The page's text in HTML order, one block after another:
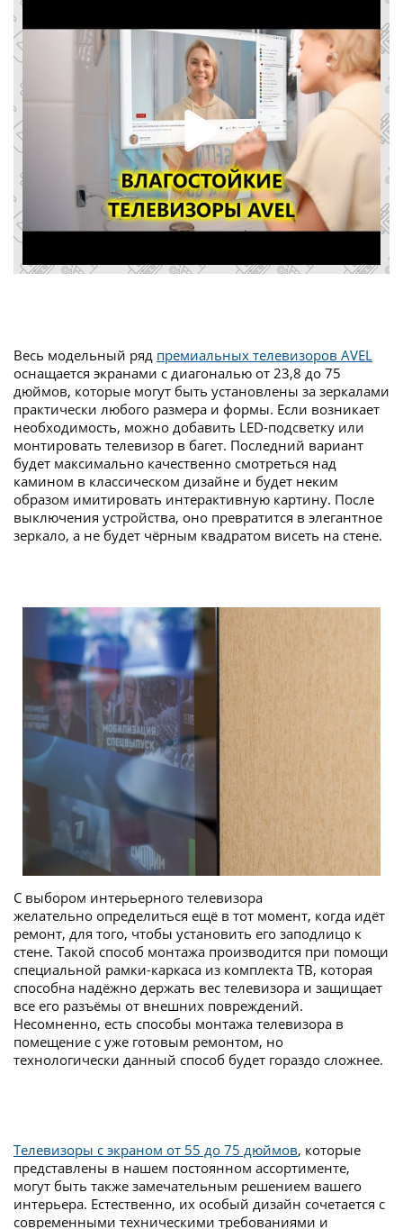
Весь модельный ряд премиальных телевизоров AVEL
оснащается экранами с диагональю от 23,8 до 75
дюймов, которые могут быть установлены за зеркалами
практически любого размера и формы. Если возникает
необходимость, можно добавить LED-подсветку или
монтировать телевизор в багет. Последний вариант
будет максимально качественно смотреться над
камином в классическом дизайне и будет неким
образом имитировать интерактивную картину. После
выключения устройства, оно превратится в элегантное
зеркало, а не будет чёрным квадратом висеть на стене.
С выбором интерьерного телевизора
желательно определиться ещё в тот момент, когда идёт
ремонт, для того, чтобы установить его заподлицо к
стене. Такой способ монтажа производится при помощи
специальной рамки-каркаса из комплекта ТВ, которая
способна надёжно держать вес телевизора и защищает
все его разъёмы от внешних повреждений.
Несомненно, есть способы монтажа телевизора в
помещение с уже готовым ремонтом, но
технологически данный способ будет гораздо сложнее.
Телевизоры с экраном от 55 до 75 дюймов, которые
представлены в нашем постоянном ассортименте,
могут быть также замечательным решением вашего
интерьера. Естественно, их особый дизайн сочетается с
современными техническими требованиями и